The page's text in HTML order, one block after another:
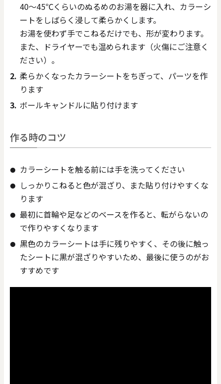
40～45℃くらいのぬるめのお湯を器に入れ、カラーシ
ートをしばらく浸して柔らかくします。
お湯を使わず手でこねるだけでも、形が変わります。
また、ドライヤーでも温められます（火傷にご注意く
ださい）。
柔らかくなったカラーシートをちぎって、パーツを作
ります
ボールキャンドルに貼り付けます
作る時のコツ
カラーシートを触る前には手を洗ってください
しっかりこねると色が混ざり、また貼り付けやすくな
ります
最初に首輪や足などのベースを作ると、転がらないの
で作りやすくなります
黒色のカラーシートは手に残りやすく、その後に触っ
たシートに黒が混ざりやすいため、最後に使うのがお
すすめです